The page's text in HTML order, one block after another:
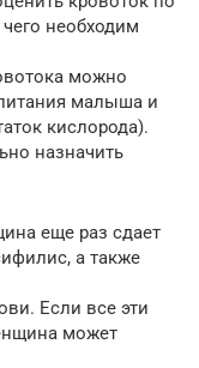
необходим
можно
малыша и
кислорода).
назначить
еще раз сдает
а также
Если все эти
может